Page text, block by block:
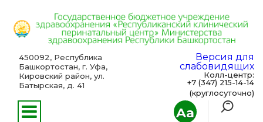
Aa
450092, Республика
Башкортостан, г. Уфа,
Кировский район, ул.
Батырская, д. 41
Версия для
слабовидящих
Колл-центр:
+7 (347) 215-14-14
(круглосуточно)